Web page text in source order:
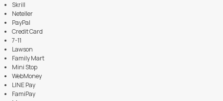
Skrill
Neteller
PayPal
Credit Card
7-11
Lawson
Family Mart
Mini Stop
WebMoney
LINE Pay
FamiPay